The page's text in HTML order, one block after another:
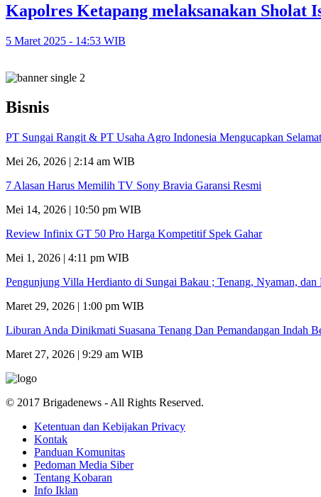
Kapolres Ketapang melaksanakan
5 Maret 2025 - 14:53 WIB
Bisnis
PT Sungai Rangit & PT Usaha Agro Indonesia Mengucapkan
Mei 26, 2026 | 2:14 am WIB
7 Alasan Harus Memilih TV Sony Bravia Garansi Resmi
Mei 14, 2026 | 10:50 pm WIB
Review Infinix GT 50 Pro Harga Kompetitif Spek Gahar
Mei 1, 2026 | 4:11 pm WIB
Pengunjung Villa Herdianto di Sungai Bakau ; Tenang, Nyaman,
Maret 29, 2026 | 1:00 pm WIB
Liburan Anda Dinikmati Suasana Tenang Dan Pemandangan Indah
Maret 27, 2026 | 9:29 am WIB
© 2017 Brigadenews - All Rights Reserved.
Ketentuan dan Kebijakan Privacy
Kontak
Panduan Komunitas
Pedoman Media Siber
Tentang Kobaran
Info Iklan